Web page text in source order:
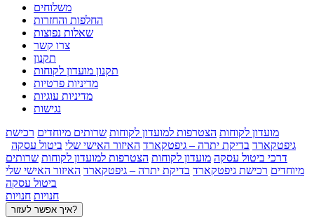
משלוחים
החלפות והחזרות
שאלות נפוצות
צרו קשר
תקנון
תקנון מועדון לקוחות
מדיניות פרטיות
מדיניות עוגיות
נגישות
מועדון לקוחות הצטרפות למועדון לקוחות שרותים מיוחדים רכישת
גיפטקארד בדיקת יתרה – גיפטקארד האיזור האישי שלי ביטול עסקה
דרכי ביטול עסקה מועדון לקוחות הצטרפות למועדון לקוחות שרותים
מיוחדים רכישת גיפטקארד בדיקת יתרה – גיפטקארד האיזור האישי שלי
ביטול עסקה
חנויות חנויות
איך אפשר לעזור?